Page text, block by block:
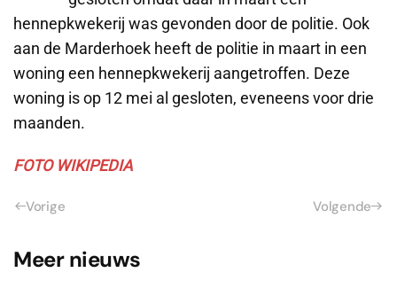
hennepkwekerij was gevonden door de politie. Ook
aan de Marderhoek heeft de politie in maart in een
woning een hennepkwekerij aangetroffen. Deze
woning is op 12 mei al gesloten, eveneens voor drie
maanden.
FOTO WIKIPEDIA
Vorige Volgende
Meer nieuws